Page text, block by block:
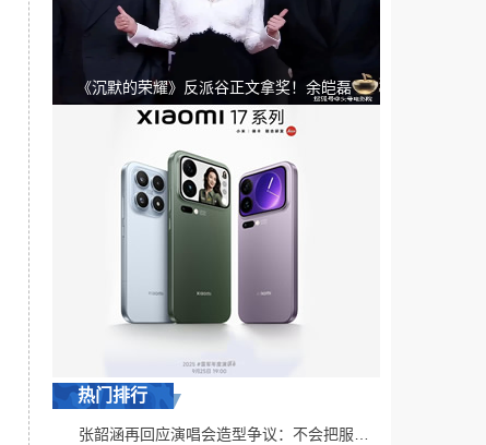
《沉默的荣耀》反派谷正文拿奖！余皑磊
自曝：这个地方，我演错了
热门排行
张韶涵再回应演唱会造型争议：不会把服装看得最重要